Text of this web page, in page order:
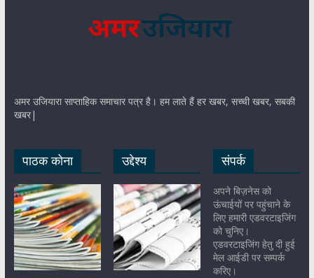
अमर उजियारा साप्ताहिक समाचार पत्र है। हम लाते हैं हर खबर, सच्ची खबर, सबकी
खबर|
पाठक कोना उद्देश्य संपर्क
अपने बिज़नेस को
ऊंचाईयों पर पहुंचाने के
लिए हमारी एडवरटाइजिंग
को चुनिए।
एडवरटाइजिंग हेतु दी हुई
मेल आईडी पर सम्पर्क
करिए।